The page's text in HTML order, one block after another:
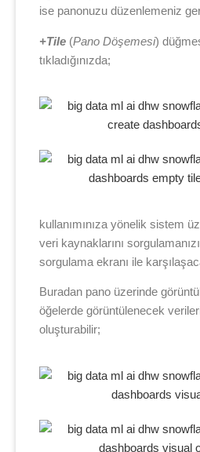
ise panonuzu düzenlemeniz
+Tile (Pano Döşemesi)
tıkladığınızda;
kullanımınıza yönelik sistem
veri kaynaklarını
sorgulama ekranı ile
Buradan pano üzerinde
öğelerde görüntülenecek
oluşturabilir;